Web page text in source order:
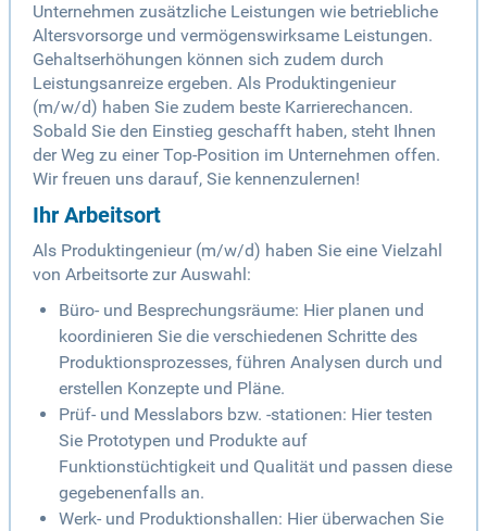
Unternehmen zusätzliche Leistungen wie betriebliche
Altersvorsorge und vermögenswirksame Leistungen.
Gehaltserhöhungen können sich zudem durch
Leistungsanreize ergeben. Als Produktingenieur
(m/w/d) haben Sie zudem beste Karrierechancen.
Sobald Sie den Einstieg geschafft haben, steht Ihnen
der Weg zu einer Top-Position im Unternehmen offen.
Wir freuen uns darauf, Sie kennenzulernen!
Ihr Arbeitsort
Als Produktingenieur (m/w/d) haben Sie eine Vielzahl
von Arbeitsorte zur Auswahl:
Büro- und Besprechungsräume: Hier planen und
koordinieren Sie die verschiedenen Schritte des
Produktionsprozesses, führen Analysen durch und
erstellen Konzepte und Pläne.
Prüf- und Messlabors bzw. -stationen: Hier testen
Sie Prototypen und Produkte auf
Funktionstüchtigkeit und Qualität und passen diese
gegebenenfalls an.
Werk- und Produktionshallen: Hier überwachen Sie